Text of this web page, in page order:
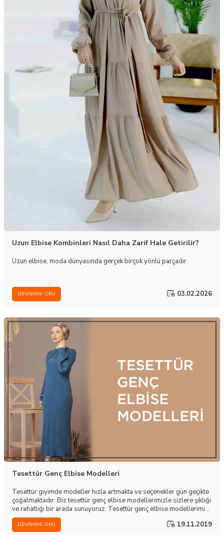
Uzun Elbise Kombinleri Nasıl Daha Zarif Hale Getirilir?
Uzun elbise, moda dünyasında gerçek birçok yönlü parçadır.
DEVAMINI OKU 03.02.2026
Tesettür Genç Elbise Modelleri
Tesettür giyimde modeller hızla artmakta ve seçenekler gün geçikte
çoğalmaktadır. Biz tesettür genç elbise modellerimizle sizlere şıklığı
ve rahatlığı bir arada sunuyoruz. Tesettür genç elbise modellerimiz
sizlerin hem günlük yaşantınızda hem özel günlerinizde rahatlıkla
kullanabilmeniz için özenle üretildi.
DEVAMINI OKU 19.11.2019